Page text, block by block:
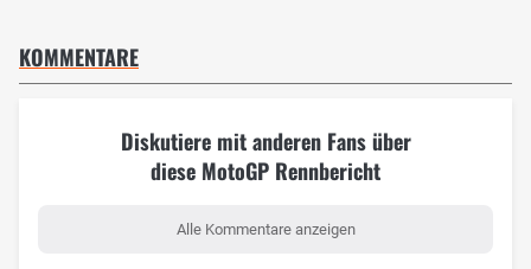
KOMMENTARE
Diskutiere mit anderen Fans über
diese MotoGP Rennbericht
Alle Kommentare anzeigen